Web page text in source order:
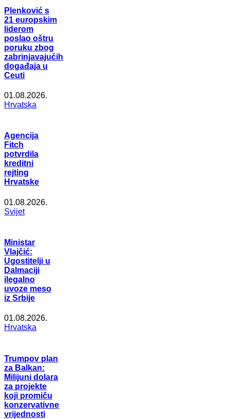
Plenković s
21 europskim
liderom
poslao oštru
poruku zbog
zabrinjavajućih
događaja u
Ceuti
01.08.2026.
Hrvatska
Agencija
Fitch
potvrdila
kreditni
rejting
Hrvatske
01.08.2026.
Svijet
Ministar
Vlajčić:
Ugostitelji u
Dalmaciji
ilegalno
uvoze meso
iz Srbije
01.08.2026.
Hrvatska
Trumpov plan
za Balkan:
Milijuni dolara
za projekte
koji promiču
konzervativne
vrijednosti